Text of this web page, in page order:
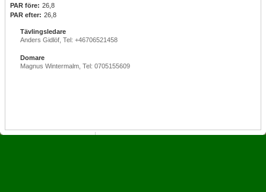
PAR före: 26,8
PAR efter: 26,8
Tävlingsledare
Anders Gidlöf, Tel: +46706521458
Domare
Magnus Wintermalm, Tel: 0705155609